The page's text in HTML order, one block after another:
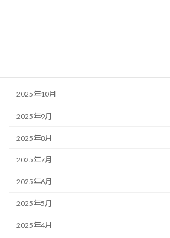
2025年10月
2025年9月
2025年8月
2025年7月
2025年6月
2025年5月
2025年4月